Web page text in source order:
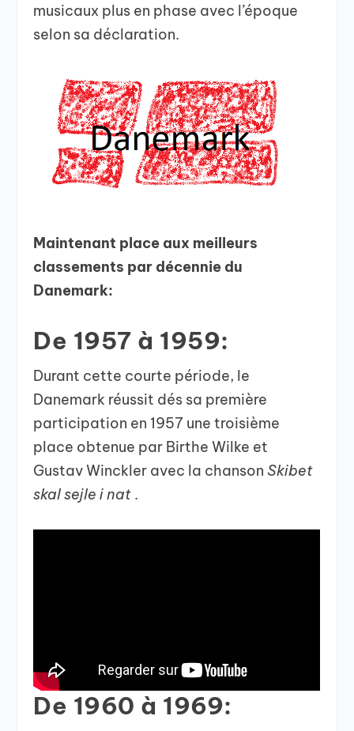
musicaux plus en phase avec l’époque
selon sa déclaration.
Maintenant place aux meilleurs
classements par décennie du
Danemark:
De 1957 à 1959:
Durant cette courte période, le
Danemark réussit dés sa première
participation en 1957 une troisième
place obtenue par Birthe Wilke et
Gustav Winckler avec la chansonSkibet
skal sejle i nat .
De 1960 à 1969: